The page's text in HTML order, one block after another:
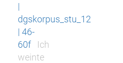
|
dgskorpus_stu_12
| 46-
60f
Ich
weinte